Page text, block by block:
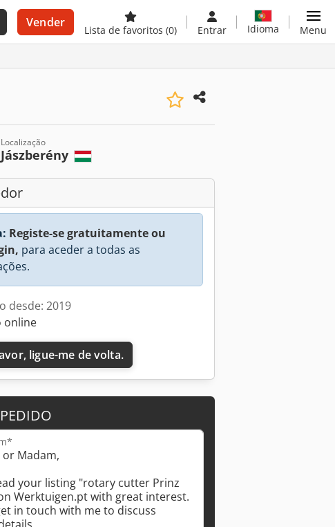
Vender
Lista de favoritos (0) Entrar Idioma Menu
Localização
Jászberény
Registe-se gratuitamente ou
para aceder a todas as
desde: 2019
online
ligue-me de volta.